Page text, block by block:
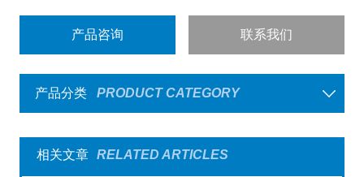
产品咨询 联系我们
产品分类 PRODUCT CATEGORY
相关文章 RELATED ARTICLES